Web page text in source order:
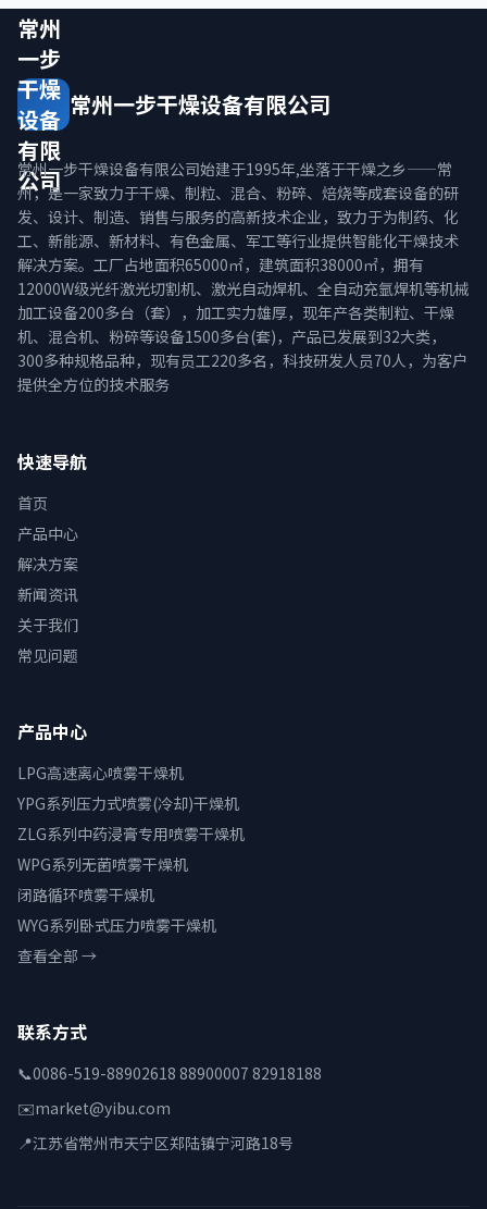
常州
一步
干燥
设备
有限
公司
常州一步干燥设备有限公司
常州一步干燥设备有限公司始建于1995年,坐落于干燥之乡——常
州，是一家致力于干燥、制粒、混合、粉碎、焙烧等成套设备的研
发、设计、制造、销售与服务的高新技术企业，致力于为制药、化
工、新能源、新材料、有色金属、军工等行业提供智能化干燥技术
解决方案。工厂占地面积65000㎡，建筑面积38000㎡，拥有
12000W级光纤激光切割机、激光自动焊机、全自动充氩焊机等机械
加工设备200多台（套），加工实力雄厚，现年产各类制粒、干燥
机、混合机、粉碎等设备1500多台(套)，产品已发展到32大类，
300多种规格品种，现有员工220多名，科技研发人员70人，为客户
提供全方位的技术服务
快速导航
首页
产品中心
解决方案
新闻资讯
关于我们
常见问题
产品中心
LPG高速离心喷雾干燥机
YPG系列压力式喷雾(冷却)干燥机
ZLG系列中药浸膏专用喷雾干燥机
WPG系列无菌喷雾干燥机
闭路循环喷雾干燥机
WYG系列卧式压力喷雾干燥机
查看全部 →
联系方式
📞0086-519-88902618 88900007 82918188
✉️market@yibu.com
📍江苏省常州市天宁区郑陆镇宁河路18号